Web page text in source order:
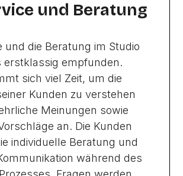
und Beratung
und die Beratung im Studio
erstklassig empfunden.
sich viel Zeit, um die
Kunden zu verstehen
Meinungen sowie
an. Die Kunden
individuelle Beratung und
während des